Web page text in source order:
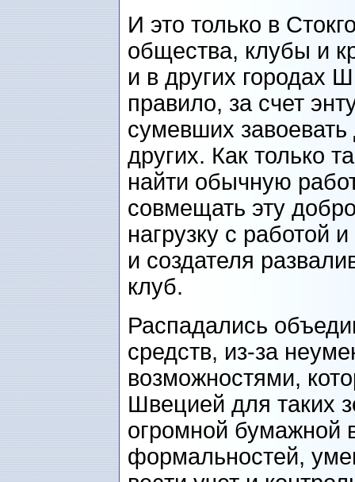
И это только в
общества, клубы и
и в других городах
правило, за счет
сумевших
других. Как только
найти обычную
совмещать эту
нагрузку с работой
и создателя
клуб.
Распадались
средств, из-за
возможностями,
Швецией для таких
огромной бумажной
формальностей,